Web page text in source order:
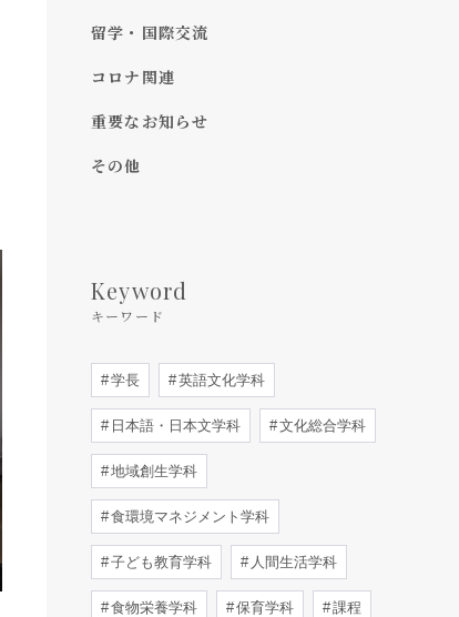
留学・国際交流
コロナ関連
重要なお知らせ
その他
Keyword
キーワード
学長 英語文化学科
日本語・日本文学科 文化総合学科
地域創生学科
食環境マネジメント学科
子ども教育学科 人間生活学科
食物栄養学科 保育学科 課程